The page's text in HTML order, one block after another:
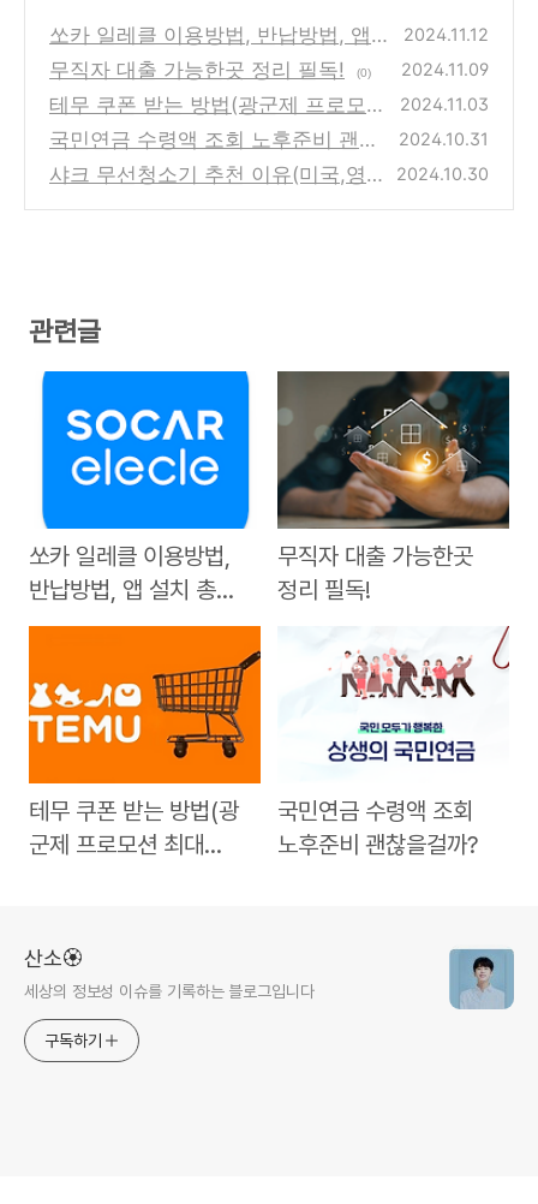
쏘카 일레클 이용방법, 반납방법, 앱
설치 총정리
(0)
2024.11.12
무직자 대출 가능한곳 정리 필독! (0) 2024.11.09
테무 쿠폰 받는 방법(광군제 프로모션
최대 90%)
(0)
2024.11.03
국민연금 수령액 조회 노후준비 괜찮
을걸까?
(0)
2024.10.31
샤크 무선청소기 추천 이유(미국,영
국)시장 점유율 1위?
(0)
2024.10.30
관련글
쏘카 일레클 이용방법,
반납방법, 앱 설치 총정
리
무직자 대출 가능한곳
정리 필독!
테무 쿠폰 받는 방법(광
군제 프로모션 최대
국민연금 수령액 조회
노후준비 괜찮을걸까?
산소🏵️
세상의 정보성 이슈를 기록하는 블로그입니다
구독하기